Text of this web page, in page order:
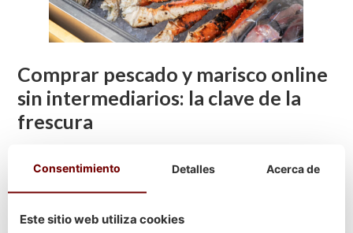
Comprar pescado y marisco online
sin intermediarios: la clave de la
frescura
frescura del producto es el origen de la compra. Alcomprar
pescado fresco, se evita la manipulación excesiva y se reduce el
tiempo de almacenamiento, asegurando que el producto llegue
Consentimiento Detalles Acerca de
Este sitio web utiliza cookies